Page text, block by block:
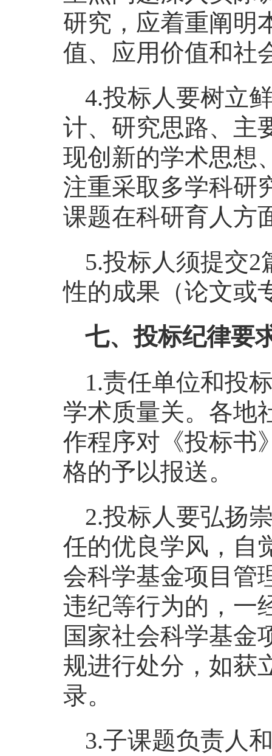
研究，应着重阐明
值、应用价值和社
4.投标人要树立
计、研究思路、主
现创新的学术思想
注重采取多学科研
课题在科研育人方
5.投标人须提交
性的成果（论文或
七、投标纪律要
1.责任单位和投
学术质量关。各地
作程序对《投标书
格的予以报送。
2.投标人要弘扬
任的优良学风，自
会科学基金项目管
违纪等行为的，一
国家社会科学基金
规进行处分，如获
录。
3.子课题负责人